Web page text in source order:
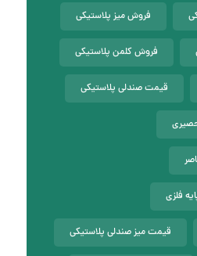
فروش میز پلاستیکی
فروش کلمن پلاستیکی
قیمت صندلی پلاستیکی
فلزی
قیمت میز صندلی پلاستیکی